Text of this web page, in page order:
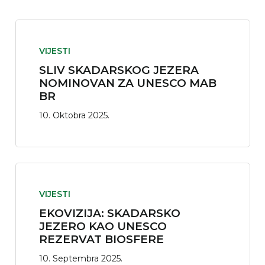
VIJESTI
SLIV SKADARSKOG JEZERA
NOMINOVAN ZA UNESCO MAB
BR
10. Oktobra 2025.
VIJESTI
EKOVIZIJA: SKADARSKO
JEZERO KAO UNESCO
REZERVAT BIOSFERE
10. Septembra 2025.